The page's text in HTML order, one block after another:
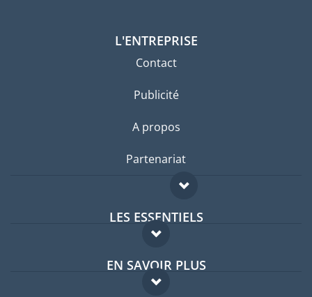
L'ENTREPRISE
Contact
Publicité
A propos
Partenariat
LES ESSENTIELS
Forum expatriés
Guides pays
EN SAVOIR PLUS
FAQ